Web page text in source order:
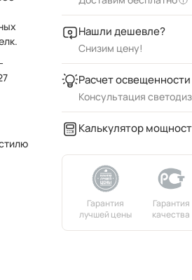
Нашли дешевле?
Снизим цену!
Расчет освещенности
Консультация
Калькулятор